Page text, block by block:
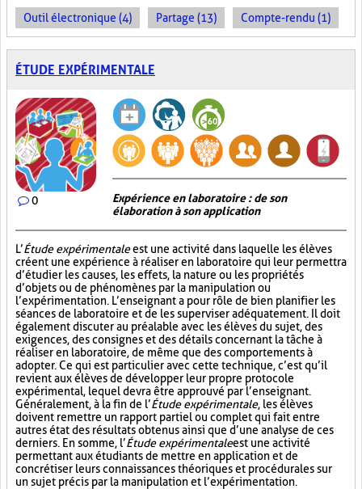
Outil électronique (4) Partage (13) Compte-rendu (1)
ÉTUDE EXPÉRIMENTALE
0
Expérience en laboratoire : de son
élaboration à son application
L’Étude expérimentaleest une activité dans laquelle les élèves
créent une expérience à réaliser en laboratoire qui leur permettra
d’étudier les causes, les effets, la nature ou les propriétés
d’objets ou de phénomènes par la manipulation ou
l’expérimentation. L’enseignant a pour rôle de bien planifier les
séances de laboratoire et de les superviser adéquatement. Il doit
également discuter au préalable avec les élèves du sujet, des
exigences, des consignes et des détails concernant la tâche à
réaliser en laboratoire, de même que des comportements à
adopter. Ce qui est particulier avec cette technique, c’est qu’il
revient aux élèves de développer leur propre protocole
expérimental, lequel devra être approuvé par l’enseignant.
Généralement, à la fin de l’Étude expérimentale, les élèves
doivent remettre un rapport partiel ou complet qui fait entre
autres état des résultats obtenus ainsi que d’une analyse de ces
derniers. En somme, l’Étude expérimentaleest une activité
permettant aux étudiants de mettre en application et de
concrétiser leurs connaissances théoriques et procédurales sur
un sujet précis par la manipulation et l’expérimentation.